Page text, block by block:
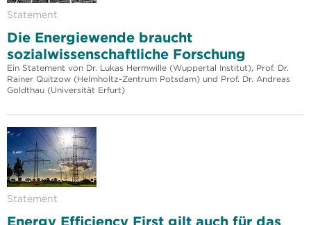
Statement
Die Energiewende braucht
sozialwissenschaftliche Forschung
Ein Statement von Dr. Lukas Hermwille (Wuppertal Institut), Prof. Dr.
Rainer Quitzow (Helmholtz-Zentrum Potsdam) und Prof. Dr. Andreas
Goldthau (Universität Erfurt)
Statement
Energy Efficiency First gilt auch für das